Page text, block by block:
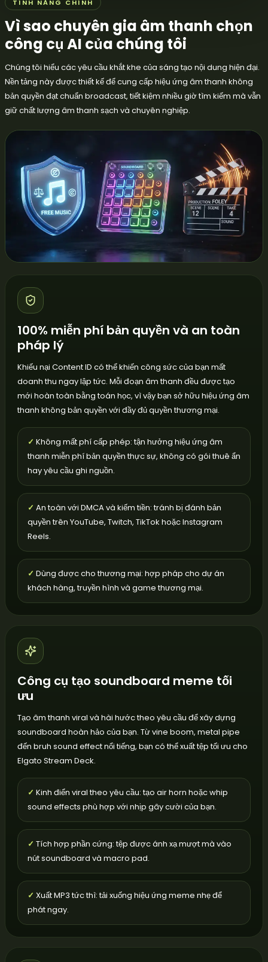
TÍNH NĂNG CHÍNH
Vì sao chuyên gia âm thanh chọn
công cụ AI của chúng tôi
Chúng tôi hiểu các yêu cầu khắt khe của sáng tạo nội dung hiện đại.
Nền tảng này được thiết kế để cung cấp hiệu ứng âm thanh không
bản quyền đạt chuẩn broadcast, tiết kiệm nhiều giờ tìm kiếm mà vẫn
giữ chất lượng âm thanh sạch và chuyên nghiệp.
100% miễn phí bản quyền và an toàn
pháp lý
Khiếu nại Content ID có thể khiến công sức của bạn mất
doanh thu ngay lập tức. Mỗi đoạn âm thanh đều được tạo
mới hoàn toàn bằng toán học, vì vậy bạn sở hữu hiệu ứng âm
thanh không bản quyền với đầy đủ quyền thương mại.
✓ Không mất phí cấp phép: tận hưởng hiệu ứng âm
thanh miễn phí bản quyền thực sự, không có gói thuê ẩn
hay yêu cầu ghi nguồn.
✓ An toàn với DMCA và kiếm tiền: tránh bị đánh bản
quyền trên YouTube, Twitch, TikTok hoặc Instagram
Reels.
✓ Dùng được cho thương mại: hợp pháp cho dự án
khách hàng, truyền hình và game thương mại.
Công cụ tạo soundboard meme tối
ưu
Tạo âm thanh viral và hài hước theo yêu cầu để xây dựng
soundboard hoàn hảo của bạn. Từ vine boom, metal pipe
đến bruh sound effect nổi tiếng, bạn có thể xuất tệp tối ưu cho
Elgato Stream Deck.
✓ Kinh điển viral theo yêu cầu: tạo air horn hoặc whip
sound effects phù hợp với nhịp gây cười của bạn.
✓ Tích hợp phần cứng: tệp được ánh xạ mượt mà vào
nút soundboard và macro pad.
✓ Xuất MP3 tức thì: tải xuống hiệu ứng meme nhẹ để
phát ngay.